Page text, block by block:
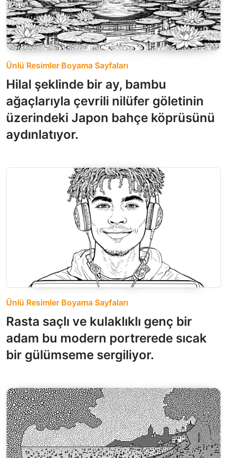
Ünlü Resimler Boyama Sayfaları
Hilal şeklinde bir ay, bambu
ağaçlarıyla çevrili nilüfer göletinin
üzerindeki Japon bahçe köprüsünü
aydınlatıyor.
Ünlü Resimler Boyama Sayfaları
Rasta saçlı ve kulaklıklı genç bir
adam bu modern portrerede sıcak
bir gülümseme sergiliyor.